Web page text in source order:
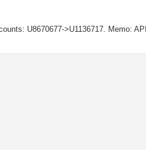
U8670677->U1136717. Memo: